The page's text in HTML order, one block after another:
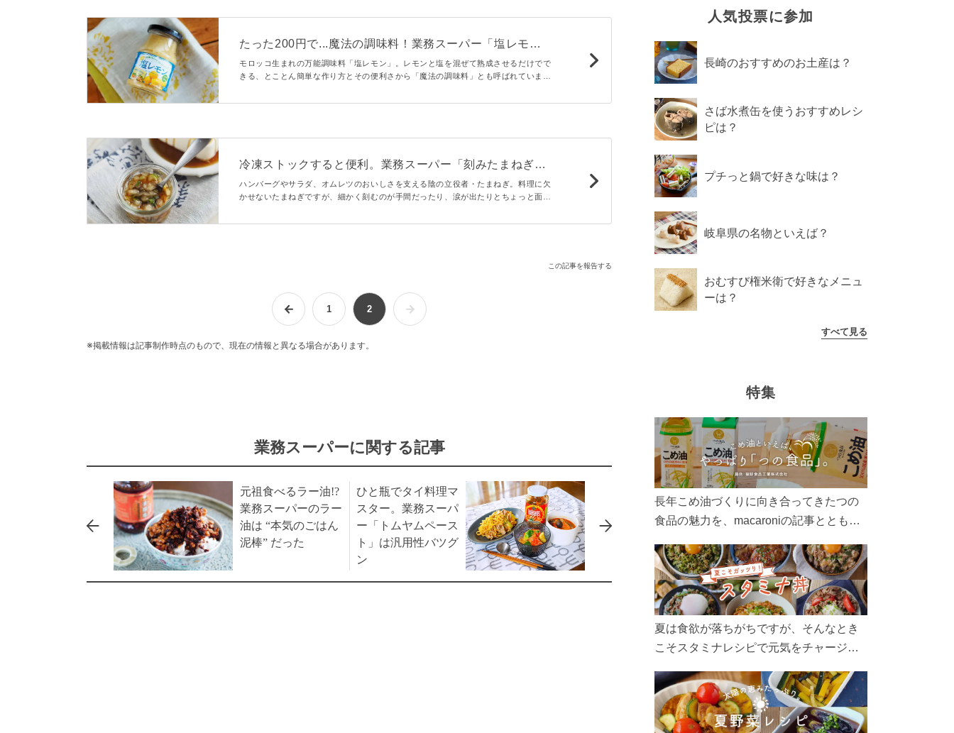
たった200円で...魔法の調味料！業務スーパー「塩レモ
ン」が料理好きの間でヒット
モロッコ生まれの万能調味料「塩レモン」。レモンと塩を混ぜて熟成させるだけでで
きる、とことん簡単な作り方とその便利さから「魔法の調味料」とも呼ばれていま
と味わいをレポートします！
冷凍ストックすると便利。業務スーパー「刻みたまねぎ」
が思った以上に使える
ハンバーグやサラダ、オムレツのおいしさを支える陰の立役者・たまねぎ。料理に欠
かせないたまねぎですが、細かく刻むのが手間だったり、涙が出たりとちょっと面倒
です。
この記事を報告する
1 2
※掲載情報は記事制作時点のもので、現在の情報と異なる場合があります。
業務スーパーに関する記事
元祖食べるラー油!?
業務スーパーのラー
油は “本気のごはん
泥棒” だった
ひと瓶でタイ料理マ
スター。業務スーパ
ー「トムヤムペース
ト」は汎用性バツグ
ン
人気投票に参加
長崎のおすすめのお土産は？
さば水煮缶を使うおすすめレシ
ピは？
プチっと鍋で好きな味は？
岐阜県の名物といえば？
おむすび権米衛で好きなメニュ
ーは？
すべて見る
特集
長年こめ油づくりに向き合ってきたつの
食品の魅力を、macaroniの記事とともに
ん、製造現場や品質へのこだわりまで。
こめ油をもっと好きになるコンテンツを
ぜひお楽しみください。
夏は食欲が落ちがちですが、そんなとき
こそスタミナレシピで元気をチャージ！
リ食べて、夏バテを吹き飛ばしましょ
う！